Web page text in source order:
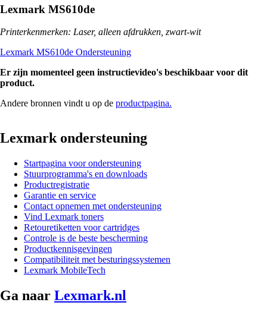
Lexmark MS610de
Printerkenmerken: Laser, alleen afdrukken, zwart-wit
Lexmark MS610de Ondersteuning
Er zijn momenteel geen instructievideo's beschikbaar voor dit
product.
Andere bronnen vindt u op de productpagina.
Lexmark ondersteuning
Startpagina voor ondersteuning
Stuurprogramma's en downloads
Productregistratie
Garantie en service
Contact opnemen met ondersteuning
Vind Lexmark toners
Retouretiketten voor cartridges
Controle is de beste bescherming
Productkennisgevingen
Compatibiliteit met besturingssystemen
Lexmark MobileTech
Ga naar Lexmark.nl